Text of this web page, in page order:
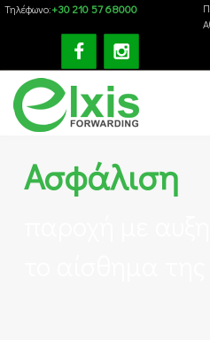
Τηλέφωνο:+30 210 57 68000
Ασφάλιση